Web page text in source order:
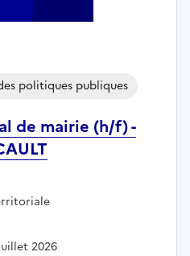
de mairie (h/f) -
politiques publiques
2026